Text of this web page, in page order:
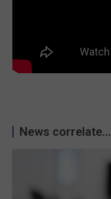
News correlate...